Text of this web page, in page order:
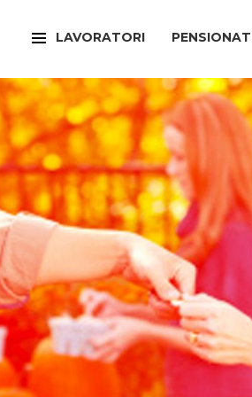
LAVORATORI
FILCAMS
FILCTEM
FILLEA
FILT
FIOM
FISAC
FLAI
FLC